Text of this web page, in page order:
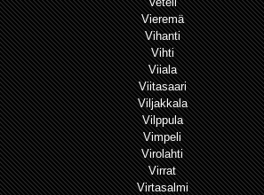
Vieremä
Vihanti
Vihti
Viiala
Viitasaari
Viljakkala
Vilppula
Vimpeli
Virolahti
Virrat
Virtasalmi